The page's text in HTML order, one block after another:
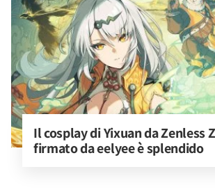
Il cosplay di Yixuan da Zenless
firmato da eelyee è splendido